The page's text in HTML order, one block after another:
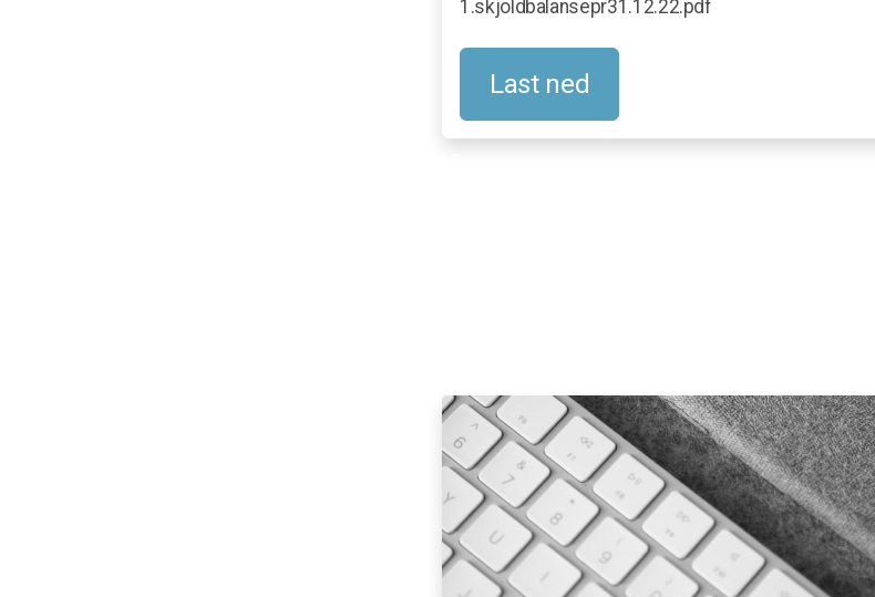
1.skjoldbalansepr31.12.22.pdf
Last ned